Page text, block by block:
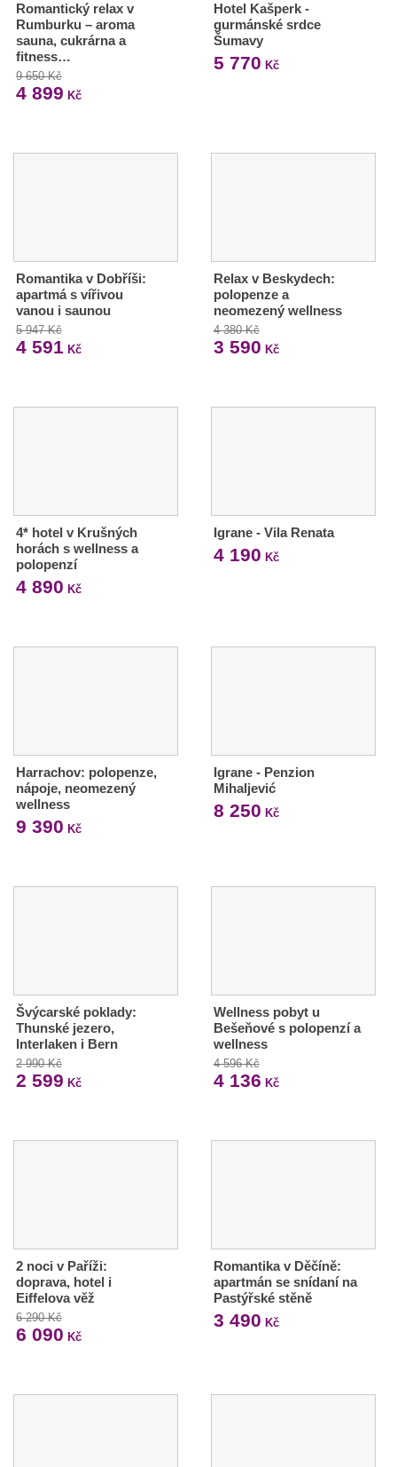
Romantický relax v
Rumburku – aroma
sauna, cukrárna a
fitness…
9 650 Kč
4 899 Kč
Hotel Kašperk -
gurmánské srdce
Šumavy
5 770 Kč
Romantika v Dobříši:
apartmá s vířivou
vanou i saunou
5 947 Kč
4 591 Kč
Relax v Beskydech:
polopenze a
neomezený wellness
4 380 Kč
3 590 Kč
4* hotel v Krušných
horách s wellness a
polopenzí
4 890 Kč
Igrane - Vila Renata
4 190 Kč
Harrachov: polopenze,
nápoje, neomezený
wellness
9 390 Kč
Igrane - Penzion
Mihaljević
8 250 Kč
Švýcarské poklady:
Thunské jezero,
Interlaken i Bern
2 990 Kč
2 599 Kč
Wellness pobyt u
Bešeňové s polopenzí a
wellness
4 596 Kč
4 136 Kč
2 noci v Paříži:
doprava, hotel i
Eiffelova věž
6 290 Kč
6 090 Kč
Romantika v Děčíně:
apartmán se snídaní na
Pastýřské stěně
3 490 Kč